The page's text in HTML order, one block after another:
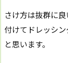
さけ方は抜群に
付けてドレッシ
と思います。